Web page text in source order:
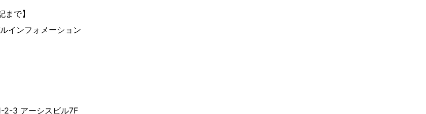
まで】
インフォメーション
2-3 アーシスビル7F